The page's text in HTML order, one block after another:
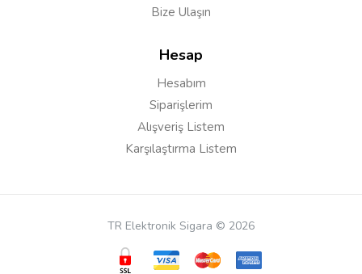
Bize Ulaşın
Hesap
Hesabım
Siparişlerim
Alışveriş Listem
Karşılaştırma Listem
TR Elektronik Sigara © 2026